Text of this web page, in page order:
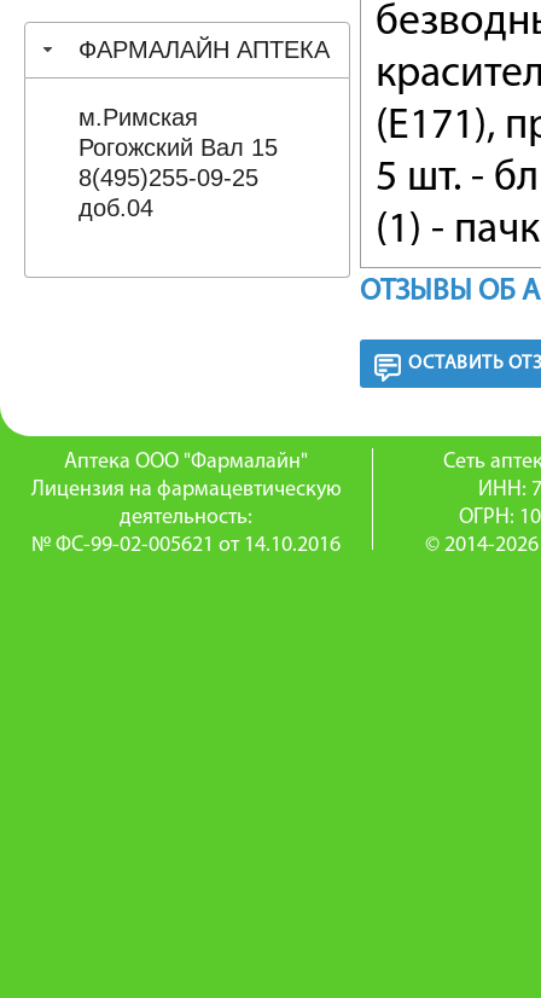
ФАРМАЛАЙН АПТЕКА
м.Римская
Рогожский Вал 15
8(495)255-09-25
доб.04
(Е171),
5 шт. -
(1) -
5, 7
ОТЗЫВЫ ОБ
ОСТАВИТЬ
Аптека ООО "Фармалайн"
Лицензия на фармацевтическую
деятельность:
№ ФС-99-02-005621 от 14.10.2016
Сеть
ИНН:
ОГРН:
© 2014-